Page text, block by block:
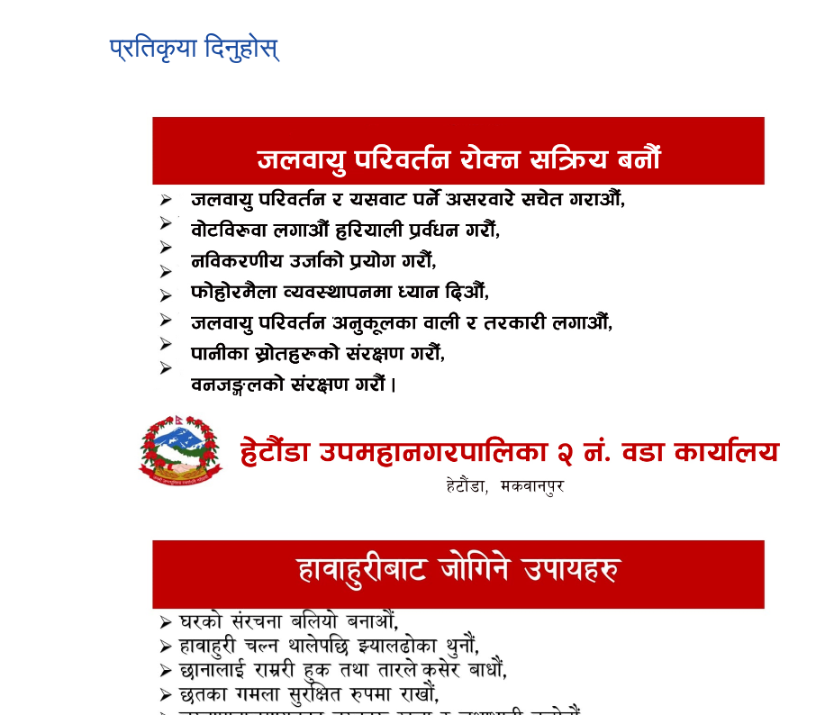
प्रतिकृया दिनुहोस्